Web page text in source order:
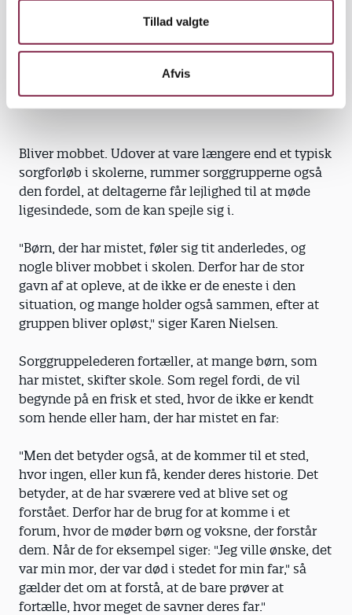
Tillad valgte
Afvis
"Som regel går der måneder, inden barnet eller den
unge har fundet sig selv igen og kan tale med andre
Bliver mobbet. Udover at vare længere end et typisk
sorgforløb i skolerne, rummer sorggrupperne også
den fordel, at deltagerne får lejlighed til at møde
ligesindede, som de kan spejle sig i.
"Børn, der har mistet, føler sig tit anderledes, og
nogle bliver mobbet i skolen. Derfor har de stor
gavn af at opleve, at de ikke er de eneste i den
situation, og mange holder også sammen, efter at
gruppen bliver opløst," siger Karen Nielsen.
Sorggruppelederen fortæller, at mange børn, som
har mistet, skifter skole. Som regel fordi, de vil
begynde på en frisk et sted, hvor de ikke er kendt
som hende eller ham, der har mistet en far:
"Men det betyder også, at de kommer til et sted,
hvor ingen, eller kun få, kender deres historie. Det
betyder, at de har sværere ved at blive set og
forstået. Derfor har de brug for at komme i et
forum, hvor de møder børn og voksne, der forstår
dem. Når de for eksempel siger: "Jeg ville ønske, det
var min mor, der var død i stedet for min far," så
gælder det om at forstå, at de bare prøver at
fortælle, hvor meget de savner deres far."